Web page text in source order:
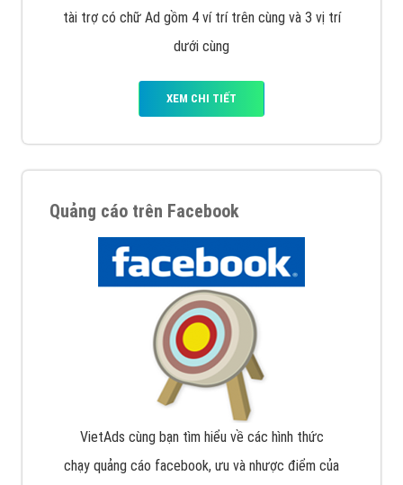
tài trợ có chữ Ad gồm 4 ví trí trên cùng và 3 vị trí
dưới cùng
XEM CHI TIẾT
Quảng cáo trên Facebook
VietAds cùng bạn tìm hiểu về các hình thức
chạy quảng cáo facebook, ưu và nhược điểm của